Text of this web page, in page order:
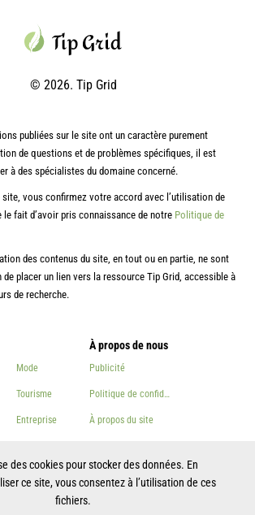
© 2026. Tip Grid
Mode
Tourisme
Entreprise
À propos de nous
Publicité
Politique de confidentialité
À propos du site
publiées sur le site ont un caractère purement
de questions et de problèmes spécifiques, il est
à des spécialistes du domaine concerné.
vous confirmez votre accord avec l’utilisation de
fait d’avoir pris connaissance de notre Politique de
des contenus du site, en tout ou en partie, ne sont
placer un lien vers la ressource Tip Grid, accessible à
de recherche.
des cookies pour stocker des données. En
ce site, vous consentez à l’utilisation de ces
fichiers.